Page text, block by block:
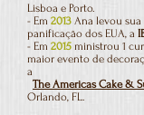
Lisboa e Porto.
- Em 2013 Ana levou
panificação dos EUA, a
- Em 2015 ministrou 1
maior evento de
a
The Americas Cake &
Orlando, FL.